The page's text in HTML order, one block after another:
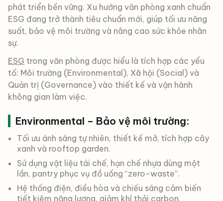
phát triển bền vững. Xu hướng văn phòng xanh chuẩn
ESG đang trở thành tiêu chuẩn mới, giúp tối ưu năng
suất, bảo vệ môi trường và nâng cao sức khỏe nhân
sự.
ESG trong văn phòng được hiểu là tích hợp các yếu
tố: Môi trường (Environmental), Xã hội (Social) và
Quản trị (Governance) vào thiết kế và vận hành
không gian làm việc.
Environmental – Bảo vệ môi trường:
Tối ưu ánh sáng tự nhiên, thiết kế mở, tích hợp cây
xanh và rooftop garden.
Sử dụng vật liệu tái chế, hạn chế nhựa dùng một
lần, pantry phục vụ đồ uống “zero-waste”.
Hệ thống điện, điều hòa và chiếu sáng cảm biến
tiết kiệm năng lượng, giảm khí thải carbon.